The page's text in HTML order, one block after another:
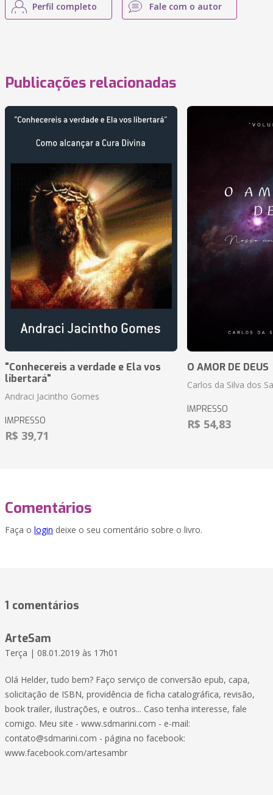
Perfil completo Fale com o autor
Publicações relacionadas
"Conhecereis a verdade e Ela vos
libertará"
Andraci Jacintho Gomes
IMPRESSO
R$ 39,71
O AMOR DE DEUS
Carlos da Silva dos
IMPRESSO
R$ 54,83
Comentários
Faça o login deixe o seu comentário sobre o livro.
1 comentários
ArteSam
Terça | 08.01.2019 às 17h01
Olá Helder, tudo bem? Faço serviço de conversão epub, capa,
solicitação de ISBN, providência de ficha catalográfica, revisão,
book trailer, ilustrações, e outros... Caso tenha interesse, fale
comigo. Meu site - www.sdmarini.com - e-mail:
contato@sdmarini.com - página no facebook:
www.facebook.com/artesambr